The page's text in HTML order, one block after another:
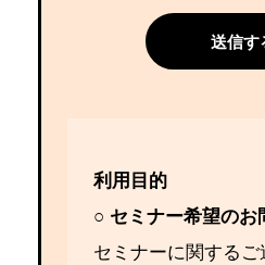
利用目的
○ セミナー希望のお
セミナーに関する